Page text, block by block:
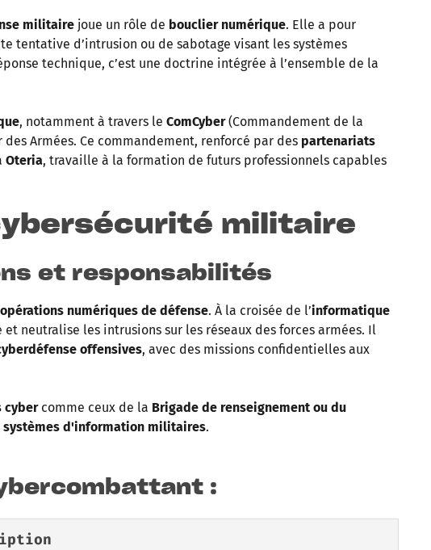
militaire joue un rôle de bouclier numérique. Elle a pour
tentative d’intrusion ou de sabotage visant les systèmes
technique, c’est une doctrine intégrée à l’ensemble de la
, notamment à travers le ComCyber(Commandement de la
Armées. Ce commandement, renforcé par des partenariats
Oteria, travaille à la formation de futurs professionnels capables
militaire
et responsabilités
opérations numériques de défense. À la croisée de l’informatique
neutralise les intrusions sur les réseaux des forces armées. Il
offensives, avec des missions confidentielles aux
cybercomme ceux de la Brigade de renseignement ou du
systèmes d'information militaires.
: